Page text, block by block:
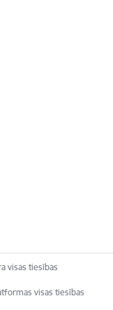
visas tiesības
visas tiesības